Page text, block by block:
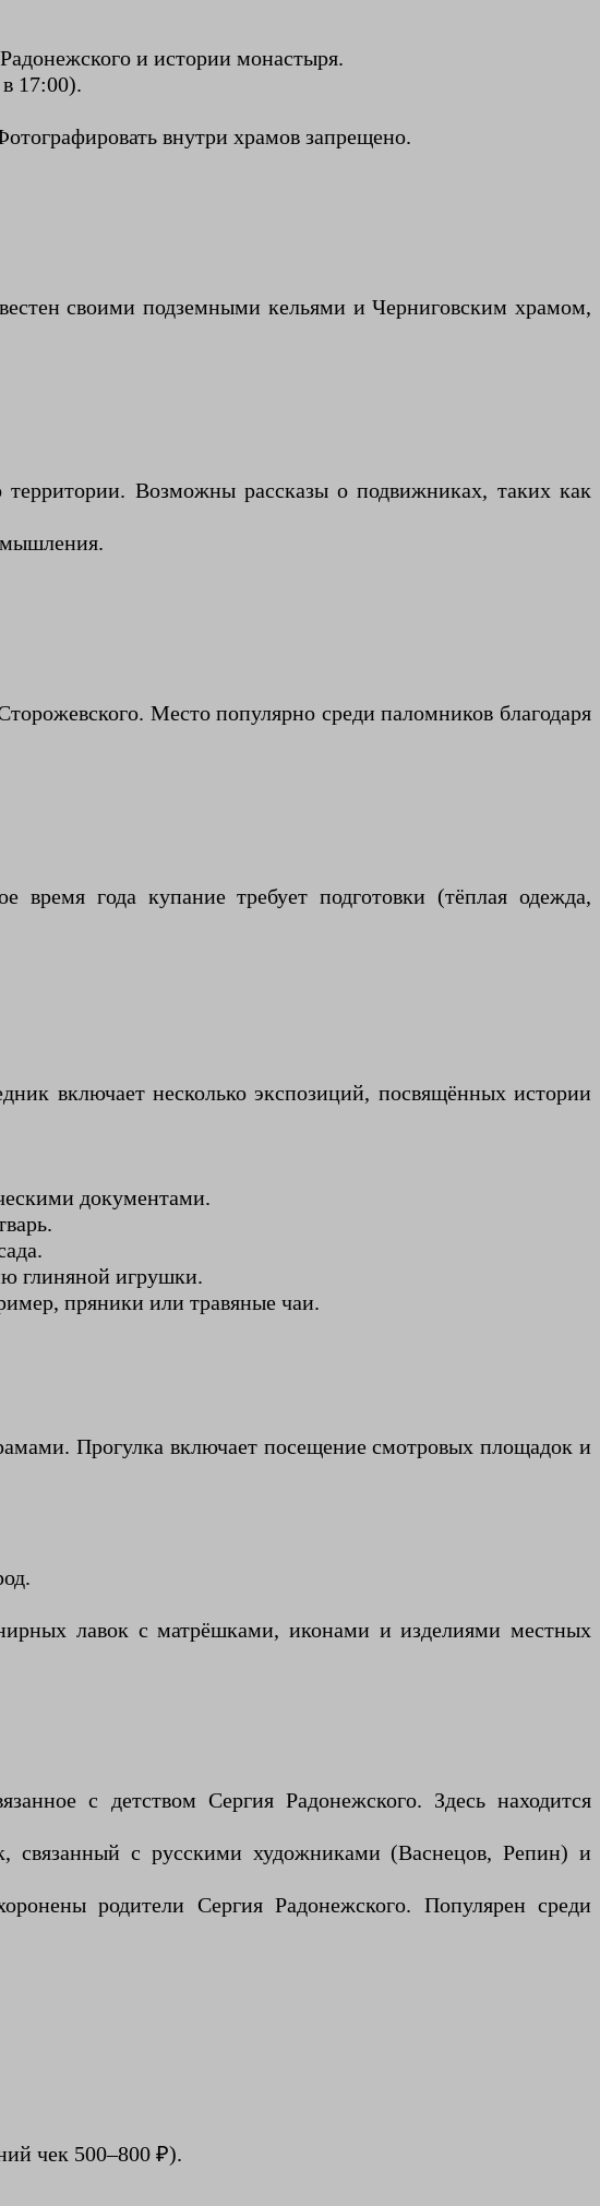
и истории монастыря.
17:00).
внутри храмов запрещено.
своими подземными кельями и Черниговским храмом,
Возможны рассказы о подвижниках, таких как
Место популярно среди паломников благодаря
года купание требует подготовки (тёплая одежда,
включает несколько экспозиций, посвящённых истории
документами.
глиняной игрушки.
пряники или травяные чаи.
Прогулка включает посещение смотровых площадок и
лавок с матрёшками, иконами и изделиями местных
с детством Сергия Радонежского. Здесь находится
связанный с русскими художниками (Васнецов, Репин) и
родители Сергия Радонежского. Популярен среди
чек 500–800 ₽).